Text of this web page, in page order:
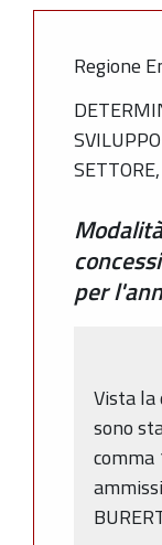
Regione
per
Vista la
sono
comma